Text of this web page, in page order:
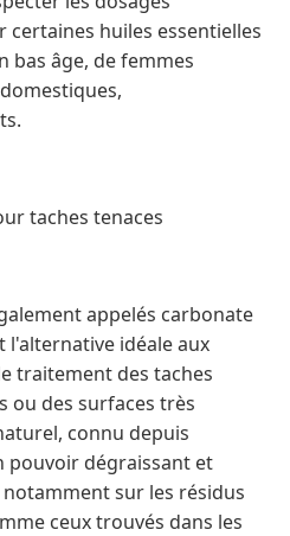
certaines huiles essentielles
bas âge, de femmes
taches tenaces
appelés carbonate
l'alternative idéale aux
traitement des taches
ou des surfaces très
connu depuis
pouvoir dégraissant et
sur les résidus
ceux trouvés dans les